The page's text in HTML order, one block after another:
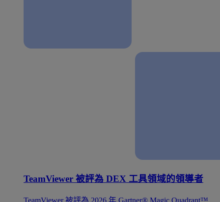
TeamViewer 被評為 DEX 工具領域的領導者
TeamViewer 被評為 2026 年 Gartner® Magic Quadrant™